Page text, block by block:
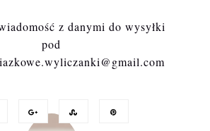
z danymi do wysyłki
pod